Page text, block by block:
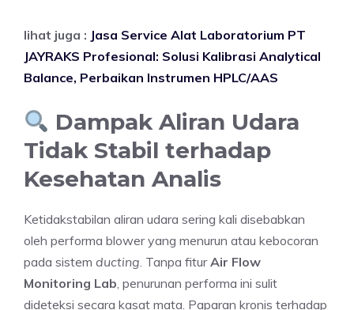
lihat juga : Jasa Service Alat Laboratorium PT
JAYRAKS Profesional: Solusi Kalibrasi Analytical
Balance, Perbaikan Instrumen HPLC/AAS
Dampak Aliran Udara
Tidak Stabil terhadap
Kesehatan Analis
Ketidakstabilan aliran udara sering kali disebabkan
oleh performa blower yang menurun atau kebocoran
pada sistem ducting . Tanpa fiturAir Flow
Monitoring Lab , penurunan performa ini sulit
dideteksi secara kasat mata. Paparan kronis terhadap